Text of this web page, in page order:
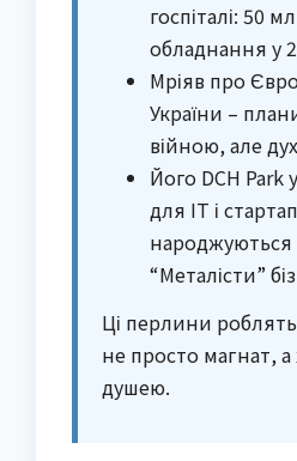
госпіталі: 50
обладнання у
Мріяв про
України –
війною, але
Його DCH Park
для IT і
народжуються
“Металісти”
Ці перлини
не просто магнат, а
душею.